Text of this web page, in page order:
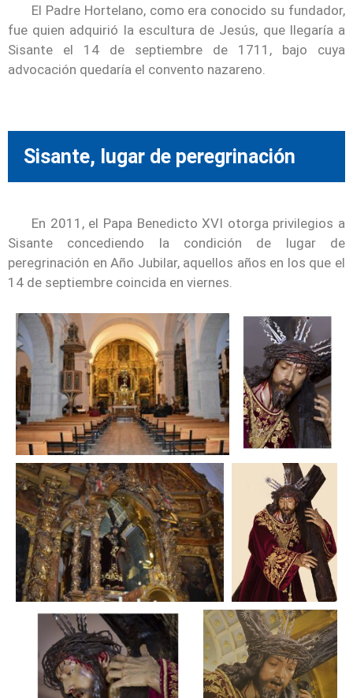
El Padre Hortelano, como era conocido su fundador,
fue quien adquirió la escultura de Jesús, que llegaría a
Sisante el 14 de septiembre de 1711, bajo cuya
advocación quedaría el convento nazareno.
Sisante, lugar de peregrinación
En 2011, el Papa Benedicto XVI otorga privilegios a
Sisante concediendo la condición de lugar de
peregrinación en Año Jubilar, aquellos años en los que el
14 de septiembre coincida en viernes.